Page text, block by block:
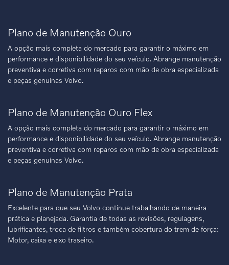
Plano de Manutenção Ouro
A opção mais completa do mercado para garantir o máximo em
performance e disponibilidade do seu veículo. Abrange manutenção
preventiva e corretiva com reparos com mão de obra especializada
e peças genuínas Volvo.
Plano de Manutenção Ouro Flex
A opção mais completa do mercado para garantir o máximo em
performance e disponibilidade do seu veículo. Abrange manutenção
preventiva e corretiva com reparos com mão de obra especializada
e peças genuínas Volvo.
Plano de Manutenção Prata
Excelente para que seu Volvo continue trabalhando de maneira
prática e planejada. Garantia de todas as revisões, regulagens,
lubrificantes, troca de filtros e também cobertura do trem de força:
Motor, caixa e eixo traseiro.